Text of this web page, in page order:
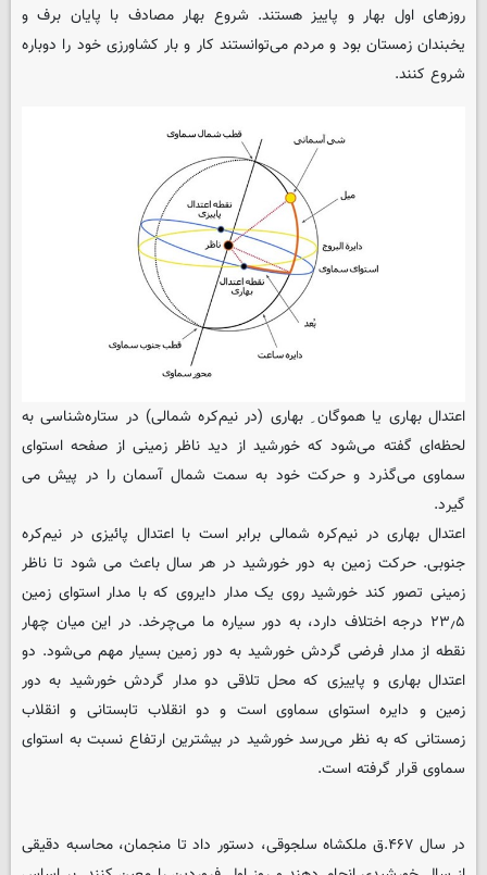
روزهای اول بهار و پاییز هستند. شروع بهار مصادف با پایان برف و
یخبندان زمستان بود و مردم می‌توانستند کار و بار کشاورزی خود را دوباره
شروع کنند.
اعتدال بهاری یا هموگان ِ بهاری (در نیم‌کره شمالی) در ستاره‌شناسی به
لحظه‌ای گفته می‌شود که خورشید از دید ناظر زمینی از صفحه استوای
سماوی می‌گذرد و حرکت خود به سمت شمال آسمان را در پیش می
گیرد.
اعتدال بهاری در نیم‌کره شمالی برابر است با اعتدال پائیزی در نیم‌کره
جنوبی. حرکت زمین به دور خورشید در هر سال باعث می شود تا ناظر
زمینی تصور کند خورشید روی یک مدار دایروی که با مدار استوای زمین
۲۳٫۵ درجه اختلاف دارد، به دور سیاره ما می‌چرخد. در این میان چهار
نقطه از مدار فرضی گردش خورشید به دور زمین بسیار مهم می‌شود. دو
اعتدال بهاری و پاییزی که محل تلاقی دو مدار گردش خورشید به دور
زمین و دایره استوای سماوی است و دو انقلاب تابستانی و انقلاب
زمستانی که به نظر می‌رسد خورشید در بیشترین ارتفاع نسبت به استوای
سماوی قرار گرفته است.
در سال ۴۶۷.ق ملکشاه سلجوقی، دستور داد تا منجمان، محاسبه دقیقی